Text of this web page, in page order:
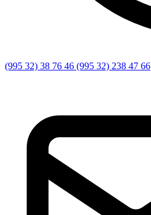
(995 32) 38 76 46 (995 32) 238 47 66